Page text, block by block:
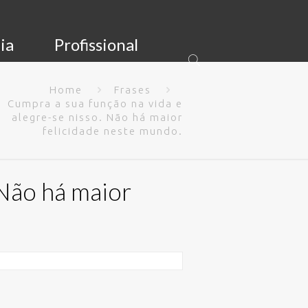
Profissional
Home
Frases
Cumpra a sua função na vida e
alegre-se nisso. Não há maior
felicidade neste mundo.
há maior